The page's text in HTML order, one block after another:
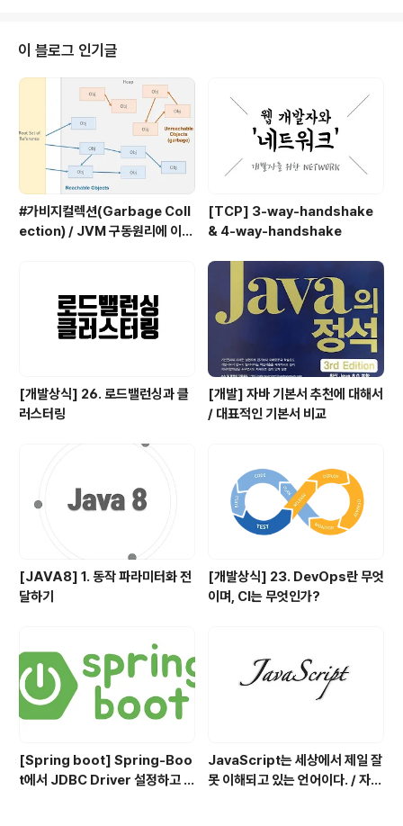
게 찾을 수 있도록 도와준다.Problem : 에러 상황 보고 C
onsole : 말 그대로 콘솔창 그리고 가운데 Editor!프로젝
트를 만들고, 패키지를 생성하고, 클래스를 생성하여 컴파
일을 하게 되면, 워크스페이스(WorkSpace)에 두 개의
폴더가 생성된다.bin : bin..
이 블로그 인기글
#가비지컬렉션(Garbage Coll
ection) / JVM 구동원리에 이어
[TCP] 3-way-handshake
& 4-way-handshake
[개발상식] 26. 로드밸런싱과 클
러스터링
[개발] 자바 기본서 추천에 대해서
/ 대표적인 기본서 비교
[JAVA8] 1. 동작 파라미터화 전
달하기
[개발상식] 23. DevOps란 무엇
이며, CI는 무엇인가?
[Spring boot] Spring-Boo
t에서 JDBC Driver 설정하고 사
JavaScript는 세상에서 제일 잘
못 이해되고 있는 언어이다. / 자바